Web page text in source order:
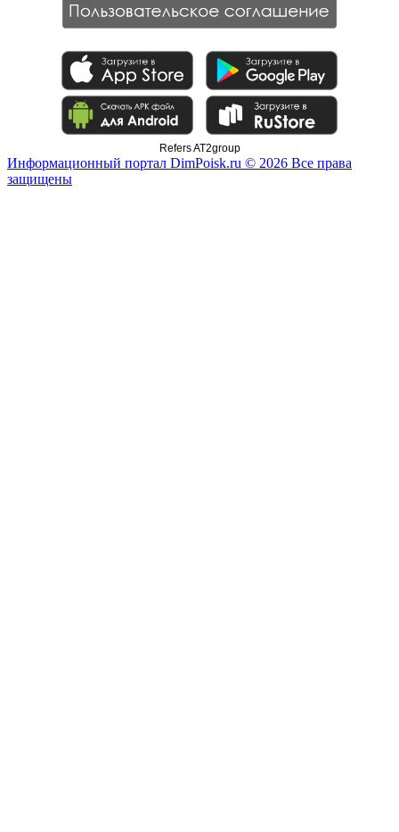
Refers AT2group
Информационный портал DimPoisk.ru © 2026 Все права
защищены